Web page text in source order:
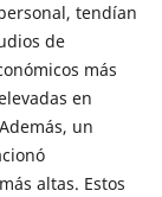
tendían
de
más
en
un
altas. Estos